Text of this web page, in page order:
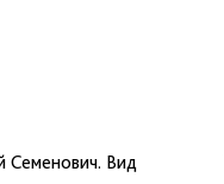
Семенович. Вид